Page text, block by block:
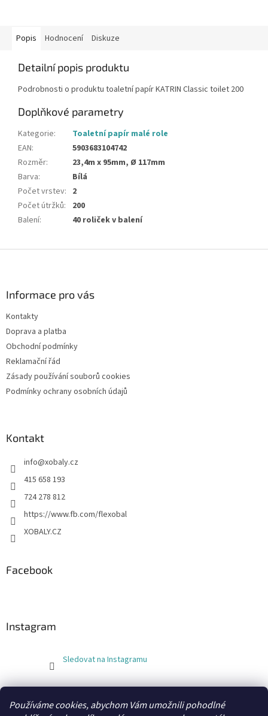
Používáme cookies, abychom Vám umožnili pohodlné
Popis Hodnocení Diskuze
Detailní popis produktu
Podrobnosti o produktu toaletní papír KATRIN Classic toilet 200
Doplňkové parametry
Kategorie:
Toaletní papír malé role
EAN:
5903683104742
Rozměr:
23,4m x 95mm, Ø 117mm
Barva:
Bílá
Počet vrstev: 2
Počet útržků:
200
Balení: 40 roliček v balení
Informace pro vás
Kontakty
Doprava a platba
Obchodní podmínky
Reklamační řád
Zásady používání souborů cookies
Podmínky ochrany osobních údajů
Kontakt
info@xobaly.cz
415 658 193
724 278 812
https://www.fb.com/flexobal
XOBALY.CZ
Facebook
Instagram
Sledovat na Instagramu